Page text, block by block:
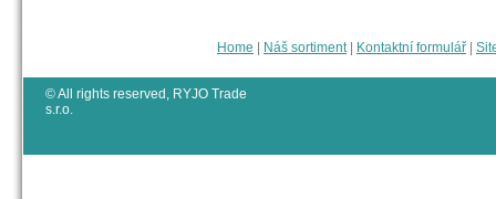
Home Náš sortiment| Kontaktní formulář
© All rights reserved, RYJO Trade
s.r.o.